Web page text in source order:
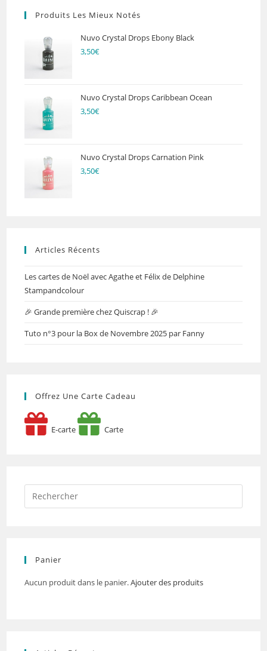
Produits Les Mieux Notés
Nuvo Crystal Drops Ebony Black
3,50€
Nuvo Crystal Drops Caribbean Ocean
3,50€
Nuvo Crystal Drops Carnation Pink
3,50€
Articles Récents
Les cartes de Noël avec Agathe et Félix de Delphine
Stampandcolour
🎉 Grande première chez Quiscrap ! 🎉
Tuto n°3 pour la Box de Novembre 2025 par Fanny
Offrez Une Carte Cadeau
E-carte Carte
Panier
Aucun produit dans le panier.Ajouter des produits